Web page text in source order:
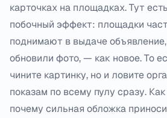
карточках на площадках. Тут
побочный эффект: площадки
поднимают в выдаче объявление,
обновили фото, — как новое. То
чините картинку, но и ловите
показам по всему пулу сразу.
почему сильная обложка